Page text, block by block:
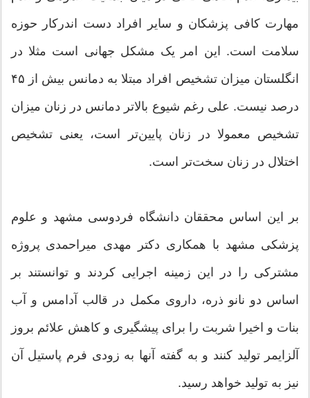
مهارت کافی پزشکان و سایر افراد دست اندرکار حوزه
سلامت است. این امر یک مشکل جهانی است مثلا در
انگلستان میزان تشخیص افراد مبتلا به دمانس بیش از ۴۵
درصد نیست. علی رغم شیوع بالاتر دمانس در زنان میزان
تشخیص معمولا در زنان پایین‌تر است، یعنی تشخیص
اختلال در زنان سخت‌تر است.
بر این اساس محققان دانشگاه فردوسی مشهد و علوم
پزشکی مشهد با همکاری دکتر مهدی میراحمدی پروژه
مشترکی را در این زمینه اجرایی کردند و توانستند بر
اساس دو نانو ذره، داروی مکمل در قالب آدامس و آب
بنات و اخیرا شربت را برای پیشگیری و کاهش علائم بروز
آلزایمر تولید کنند و به گفته آنها به زودی فرم پاستیل آن
نیز به تولید خواهد رسید.